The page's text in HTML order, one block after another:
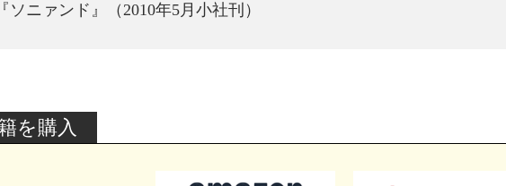
ソニァンド』（2010年5月小社刊）
を購入